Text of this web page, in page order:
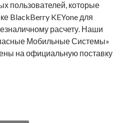
пользователей, которые
BlackBerry KEYone для
расчету. Наши
Мобильные Системы»
на официальную поставку
BlackBerry KEYone за